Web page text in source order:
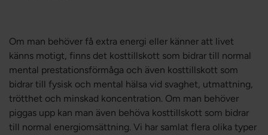
Om man behöver få extra energi eller känner att livet
känns motigt, finns det kosttillskott som bidrar till normal
mental prestationsförmåga och även kosttillskott som
bidrar till fysisk och mental hälsa vid svaghet, utmattning,
trötthet och minskad koncentration. Om man behöver
piggas upp kan man även behöva kosttillskott som bidrar
till normal energiomsättning. Vi har samlat flera olika typer